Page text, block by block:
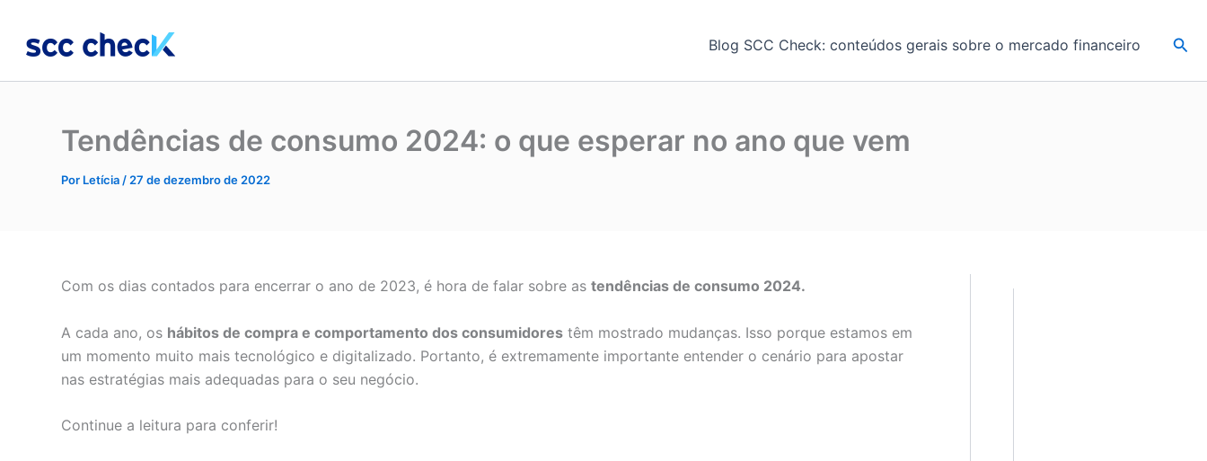
para
conteúdo
Blog SCC Check: conteúdos gerais sobre o mercado financeiro
Tendências de consumo 2024: o que esperar no ano que vem
Por Letícia / 27 de dezembro de 2022
Com os dias contados para encerrar o ano de 2023, é hora de falar sobre as tendências de consumo 2024.
A cada ano, os hábitos de compra e comportamento dos consumidores têm mostrado mudanças. Isso porque estamos em
um momento muito mais tecnológico e digitalizado. Portanto, é extremamente importante entender o cenário para apostar
nas estratégias mais adequadas para o seu negócio.
Continue a leitura para conferir!